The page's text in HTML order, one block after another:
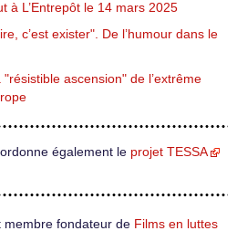
à L’Entrepôt le 14 mars 2025
c’est exister". De l’humour dans le
ascension" de l’extrême
également le projet TESSA
membre fondateur de Films en luttes